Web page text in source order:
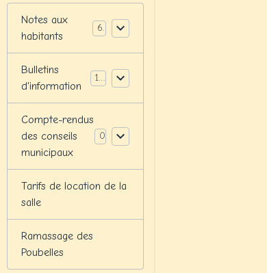
Notes aux
habitants
6
Bulletins
d'information
12
Compte-rendus
des conseils
municipaux
Tarifs de location de la
salle
Ramassage des
Poubelles